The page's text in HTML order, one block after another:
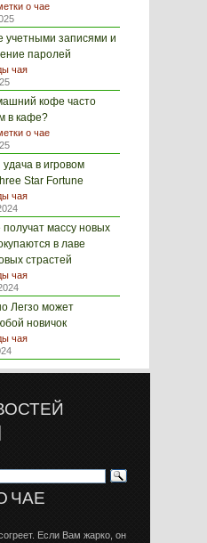
о чае
учетными записями и
паролей
чая
кофе часто
в кафе?
о чае
удача в игровом
Star Fortune
чая
получат массу новых
в лаве
страстей
чая
Легзо может
новичок
чая
ЧАЕ
Если Вам жарко, он